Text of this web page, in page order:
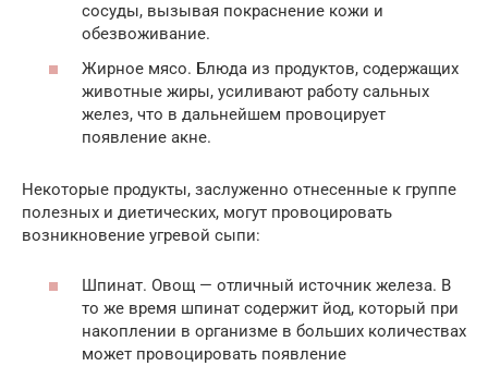
сосуды, вызывая покраснение кожи и
обезвоживание.
Жирное мясо. Блюда из продуктов, содержащих
животные жиры, усиливают работу сальных
желез, что в дальнейшем провоцирует
появление акне.
Некоторые продукты, заслуженно отнесенные к группе
полезных и диетических, могут провоцировать
возникновение угревой сыпи:
Шпинат. Овощ — отличный источник железа. В
то же время шпинат содержит йод, который при
накоплении в организме в больших количествах
может провоцировать появление